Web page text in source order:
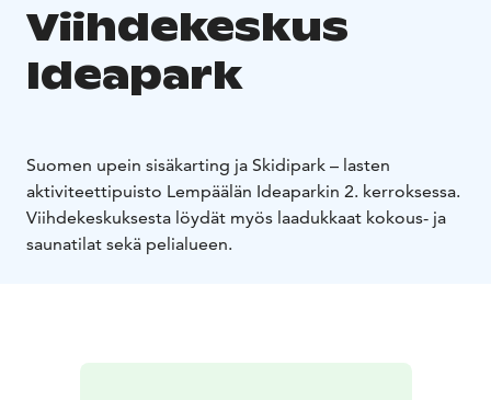
Viihdekeskus
Ideapark
Suomen upein sisäkarting ja Skidipark – lasten
aktiviteettipuisto Lempäälän Ideaparkin 2. kerroksessa.
Viihdekeskuksesta löydät myös laadukkaat kokous- ja
saunatilat sekä pelialueen.